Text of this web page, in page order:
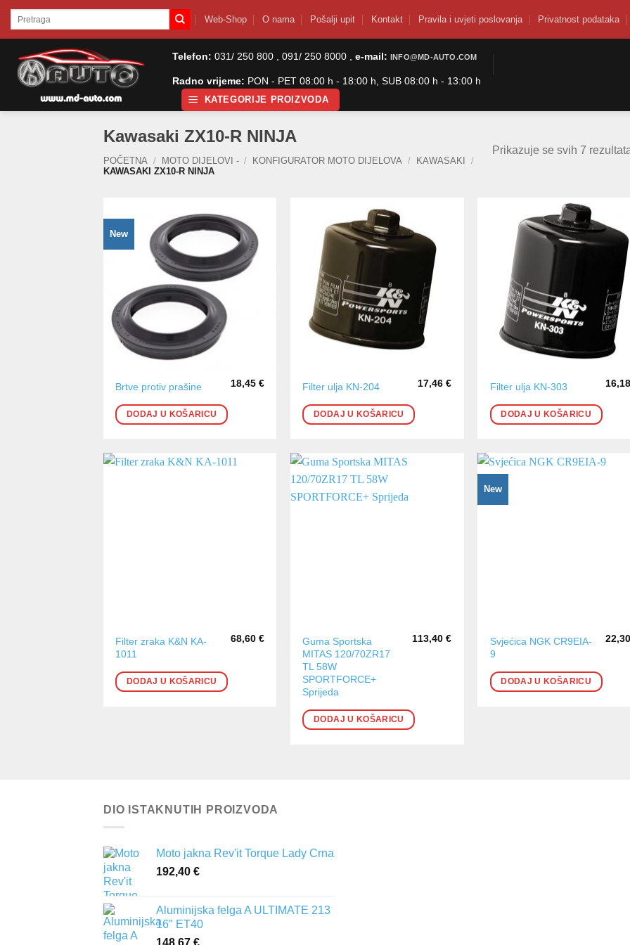
SkipPretraži: Web-Shop O nama Pošalji upit Kontakt Pravila i uvjeti poslovanja Privatnost podataka
Telefon: 031/ 250 800 , 091/ 250 8000 , e-mail: INFO@MD-AUTO.COM
Radno vrijeme: PON - PET 08:00 h - 18:00 h, SUB 08:00 h - 13:00 h
KATEGORIJE PROIZVODA
Kawasaki ZX10-R NINJA
POČETNA / MOTO DIJELOVI - / KONFIGURATOR MOTO DIJELOVA / KAWASAKI
/
KAWASAKI ZX10-R NINJA
Prikazuje se svih 7
New
Brtve protiv prašine 18,45€
DODAJ U KOŠARICU
Filter ulja KN-204 17,46€
DODAJ U KOŠARICU
Filter ulja KN-303
DODAJ U KOŠARICU
Filter zraka K&N KA-
1011
68,60€
DODAJ U KOŠARICU
Guma Sportska
MITAS 120/70ZR17
TL 58W
SPORTFORCE+
Sprijeda
113,40€
DODAJ U KOŠARICU
New
Svjećica NGK CR9EIA-
9
DODAJ U KOŠARICU
DIO ISTAKNUTIH PROIZVODA
Moto jakna Rev'it Torque Lady Crna
192,40 €
Aluminijska felga A ULTIMATE 213
16″ ET40
148,67 €